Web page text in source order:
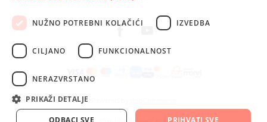
NUŽNO POTREBNI KOLAČIĆI IZVEDBA
CILJANO FUNKCIONALNOST
NERAZVRSTANO
PRIKAŽI DETALJE
PRIHVATI SVE
ODBACI SVE